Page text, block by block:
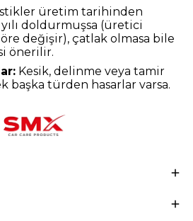
üretim tarihinden
doldurmuşsa (üretici
değişir), çatlak olmasa bile
önerilir.
Kesik, delinme veya tamir
başka türden hasarlar varsa.